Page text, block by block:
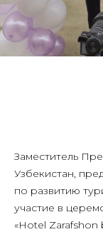
Заместитель
Узбекистан,
по развитию
участие в
«Hotel Zarafshon